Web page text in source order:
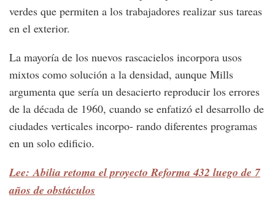
verdes que permiten a los trabajadores realizar sus tareas
en el exterior.
La mayoría de los nuevos rascacielos incorpora usos
mixtos como solución a la densidad, aunque Mills
argumenta que sería un desacierto reproducir los errores
de la década de 1960, cuando se enfatizó el desarrollo de
ciudades verticales incorpo- rando diferentes programas
en un solo edificio.
Lee: Abilia retoma el proyecto Reforma 432 luego de 7
años de obstáculos